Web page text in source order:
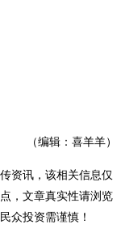
（编辑：喜羊羊）
资讯，该相关信息仅
，文章真实性请浏览
众投资需谨慎！